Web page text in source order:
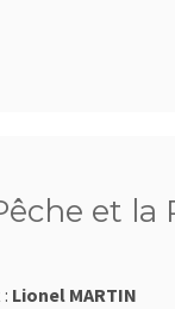
et la
Lionel MARTIN